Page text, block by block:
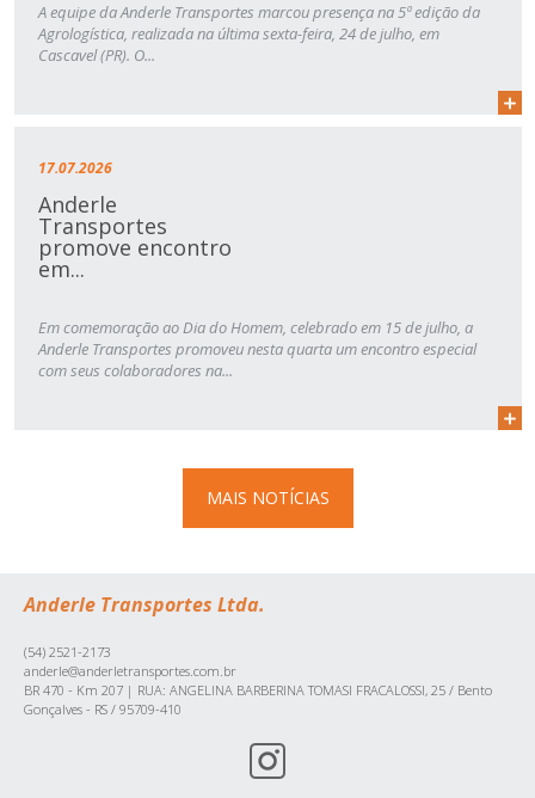
A equipe da Anderle Transportes marcou presença na 5ª edição da
Agrologística, realizada na última sexta-feira, 24 de julho, em
Cascavel (PR). O...
17.07.2026
Anderle
Transportes
promove encontro
em...
Em comemoração ao Dia do Homem, celebrado em 15 de julho, a
Anderle Transportes promoveu nesta quarta um encontro especial
com seus colaboradores na...
MAIS NOTÍCIAS
Anderle Transportes Ltda.
(54) 2521-2173
anderle@anderletransportes.com.br
BR 470 - Km 207 | RUA: ANGELINA BARBERINA TOMASI FRACALOSSI, 25 / Bento
Gonçalves - RS / 95709-410